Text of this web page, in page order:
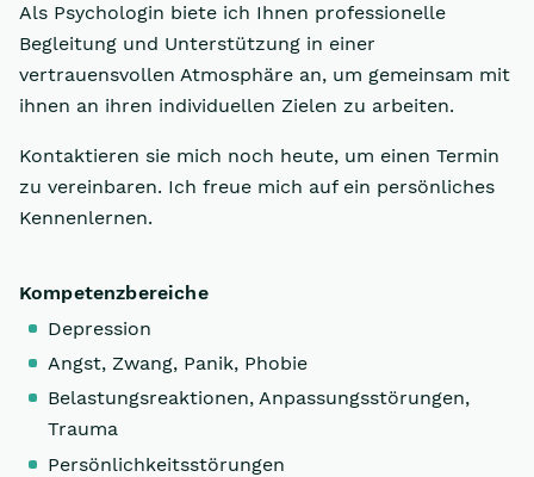
Als Psychologin biete ich Ihnen professionelle
Begleitung und Unterstützung in einer
vertrauensvollen Atmosphäre an, um gemeinsam mit
ihnen an ihren individuellen Zielen zu arbeiten.
Kontaktieren sie mich noch heute, um einen Termin
zu vereinbaren. Ich freue mich auf ein persönliches
Kennenlernen.
Kompetenzbereiche
Depression
Angst, Zwang, Panik, Phobie
Belastungsreaktionen, Anpassungsstörungen,
Trauma
Persönlichkeitsstörungen